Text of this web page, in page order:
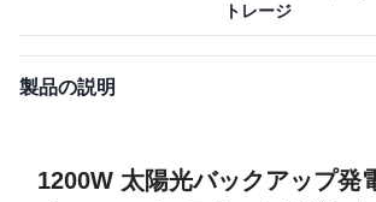
トレージ
製品の説明
1200W 太陽光バックアップ発